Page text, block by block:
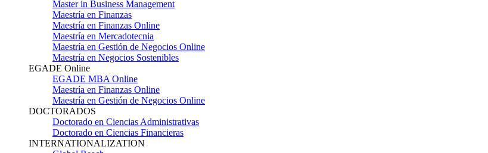
Master in Business Management
Maestría en Finanzas
Maestría en Finanzas Online
Maestría en Mercadotecnia
Maestría en Gestión de Negocios Online
Maestría en Negocios Sostenibles
EGADE Online
EGADE MBA Online
Maestría en Finanzas Online
Maestría en Gestión de Negocios Online
DOCTORADOS
Doctorado en Ciencias Administrativas
Doctorado en Ciencias Financieras
INTERNATIONALIZATION